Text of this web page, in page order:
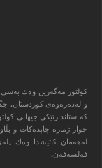
و له‌ده‌ره‌وه‌ی كوردستان.
كه‌ ستاندارتێكی جیهانی
چوار ژماره‌ چاپده‌كات و
له‌هه‌مان كاتیشدا وه‌ك
فه‌لسه‌فه‌ن.